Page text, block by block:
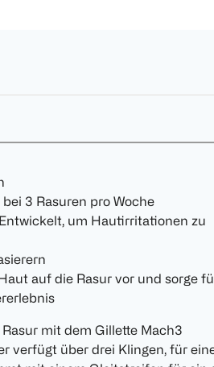
bei 3 Rasuren pro Woche
um Hautirritationen zu
auf die Rasur vor und sorge
mit dem Gillette Mach3
verfügt über drei Klingen, für